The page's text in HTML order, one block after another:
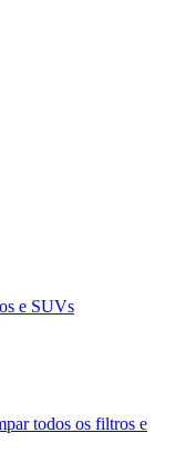
e SUVs
todos os filtros e